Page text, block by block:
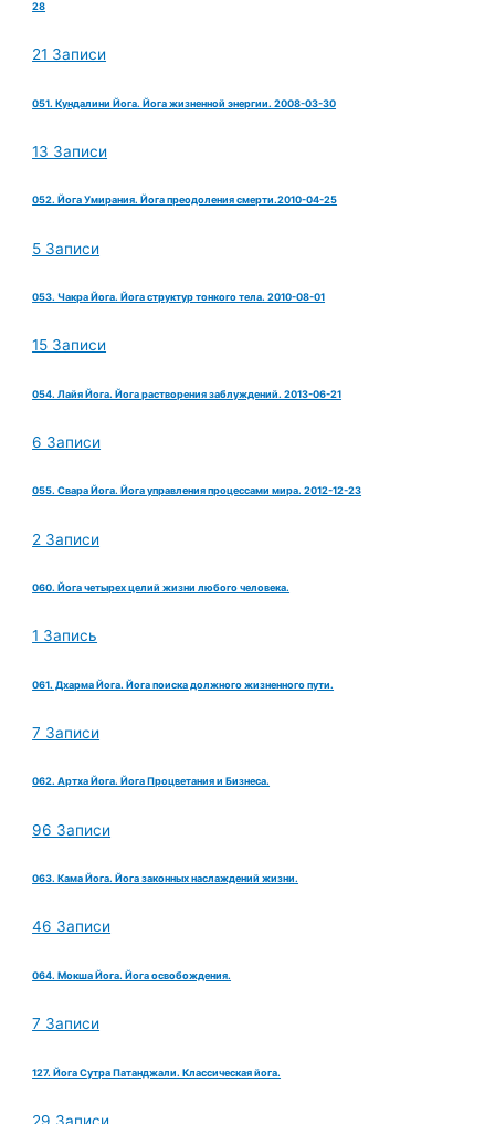
28
21 Записи
051. Кундалини Йога. Йога жизненной энергии. 2008-03-30
13 Записи
052. Йога Умирания. Йога преодоления смерти.2010-04-25
5 Записи
053. Чакра Йога. Йога структур тонкого тела. 2010-08-01
15 Записи
054. Лайя Йога. Йога растворения заблуждений. 2013-06-21
6 Записи
055. Свара Йога. Йога управления процессами мира. 2012-12-23
2 Записи
060. Йога четырех целий жизни любого человека.
1 Запись
061. Дхарма Йога. Йога поиска должного жизненного пути.
7 Записи
062. Артха Йога. Йога Процветания и Бизнеса.
96 Записи
063. Кама Йога. Йога законных наслаждений жизни.
46 Записи
064. Мокша Йога. Йога освобождения.
7 Записи
127. Йога Сутра Патанджали. Классическая йога.